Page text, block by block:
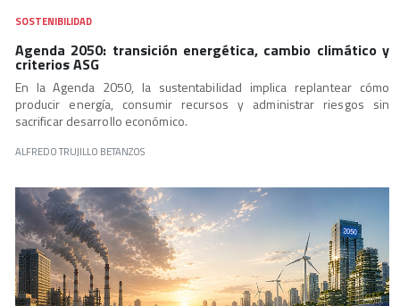
SOSTENIBILIDAD
Agenda 2050: transición energética, cambio climático y
criterios ASG
En la Agenda 2050, la sustentabilidad implica replantear cómo
producir energía, consumir recursos y administrar riesgos sin
sacrificar desarrollo económico.
ALFREDO TRUJILLO BETANZOS